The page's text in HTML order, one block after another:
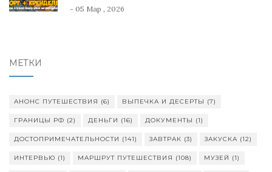
- 05 Мар , 2026
МЕТКИ
АНОНС ПУТЕШЕСТВИЯ (6) ВЫПЕЧКА И ДЕСЕРТЫ (7)
ГРАНИЦЫ РФ (2) ДЕНЬГИ (16) ДОКУМЕНТЫ (1)
ДОСТОПРИМЕЧАТЕЛЬНОСТИ (141) ЗАВТРАК (3) ЗАКУСКА (12)
ИНТЕРВЬЮ (1) МАРШРУТ ПУТЕШЕСТВИЯ (108) МУЗЕЙ (1)